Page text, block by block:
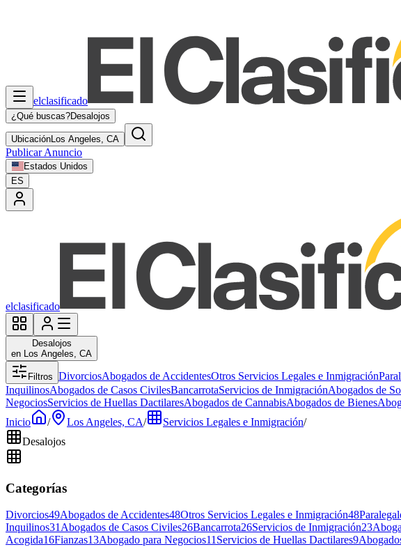
elclasificado
¿Qué buscas?Desalojos
UbicaciónLos Angeles, CA
Publicar Anuncio
Estados Unidos
ES
elclasificado
Desalojos
en Los Angeles, CA
Filtros DivorciosAbogados de AccidentesOtros Servicios Legales e Inmigración
InquilinosAbogados de Casos CivilesBancarrotaServicios de InmigraciónAbogados de
NegociosServicios de Huellas DactilaresAbogados de CannabisAbogados de Bienes
Inicio
/ Los Angeles, CA/ Servicios Legales e Inmigración/
Desalojos
Categorías
Divorcios49Abogados de Accidentes48Otros Servicios Legales e Inmigración48
Inquilinos31Abogados de Casos Civiles26Bancarrota26Servicios de Inmigración23
Acogida16Fianzas13Abogado para Negocios11Servicios de Huellas Dactilares9